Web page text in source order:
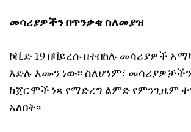
መሳሪያዎችን በጥንቃቄ ስለመያዝ
ኮቪድ 19 በቫይረሱ በተበከሉ መሳሪያዎች
እድሉ እሙን ነው፡፡ ስለሆነም፣
ከጀርሞች ነጻ የማድረግ ልምድ የምንጊዜም
አለበት፡፡